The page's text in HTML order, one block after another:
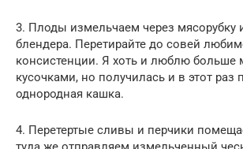
3. Плоды измельчаем через
блендера. Перетирайте до совей
консистенции. Я хоть и люблю больше
кусочками, но получилась и в этот раз
однородная кашка.
4. Перетертые сливы и перчики